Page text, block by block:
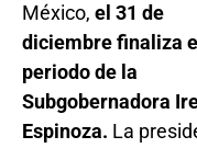
México, el 31 de
diciembre finaliza el
periodo de la
Subgobernadora
Espinoza. La